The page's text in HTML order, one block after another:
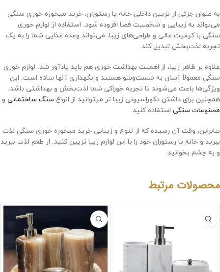
به عنوان جزئی از تزیین داخلی خانه یا رستوران، خرید میخوره خوری سنگی
می‌تواند به زیبایی و شخصیت فضا افزوده شود. استفاده از لوازم خوری
سنگی با کیفیت عالی و طراحی‌های زیبا، می‌تواند وعده غذایی شما را به یک
تجربه لذت‌بخش تبدیل کند.
علاوه بر ظاهر زیبا، از اهمیت بهداشت خوری هم باید یادآور شد. لوازم خوری
سنگی معمولاً آسان به شست‌وشو هستند و نگهداری آنها ساده است. این
ویژگی‌ها باعث می‌شوند تا تجربه خوراکی شما لذت‌بخش و بهداشتی باشد.
همچنین برای داشتن دکوراسیونی زیبا تر میتوانید از انواع سنگ ساختمانی و
مصنوعات سنگی استفاده کنید.
بنابراین، وقت آن رسیده که از تنوع و زیبایی خرید میخوره خوری سنگی لذت
ببرید و خانه یا رستوران خود را با این لوازم زیبا تزیین کنید. از طعم لذت ببرید
و به چشم بخوانید.
محصولات مرتبط